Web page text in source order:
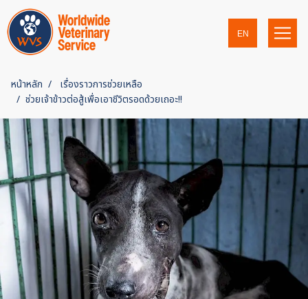
EN
หน้าหลัก
เรื่องราวการช่วยเหลือ
ช่วยเจ้าข้าวต่อสู้เพื่อเอาชีวิตรอดด้วยเถอะ!!